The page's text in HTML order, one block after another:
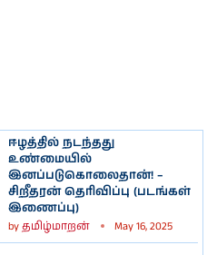
ஈழத்தில் நடந்தது
உண்மையில்
இனப்படுகொலைதான்! –
சிறீதரன் தெரிவிப்பு (படங்கள்
இணைப்பு)
byதமிழ்மாறன் May 16, 2025